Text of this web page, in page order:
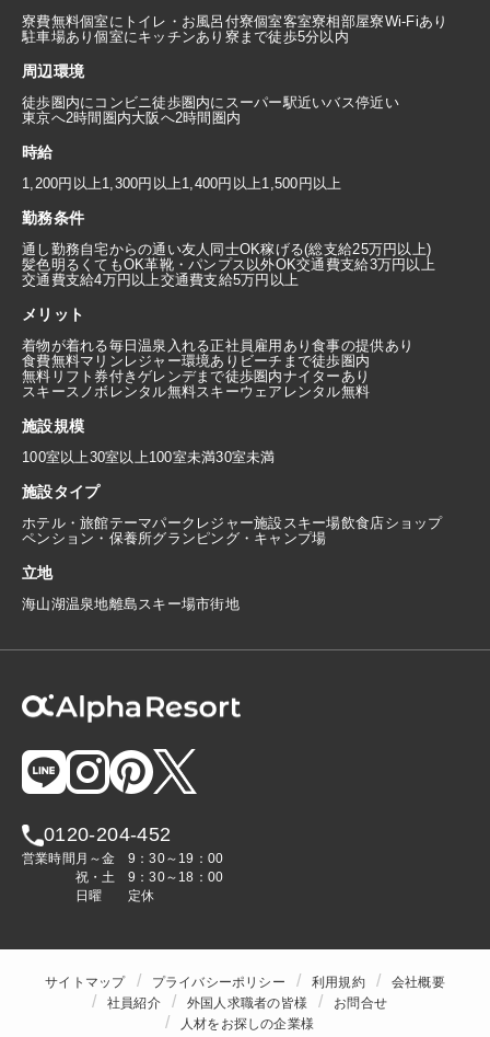
寮費無料個室にトイレ・お風呂付寮個室客室寮相部屋寮Wi-Fiあり
駐車場あり個室にキッチンあり 寮まで徒歩5分以内
周辺環境
徒歩圏内にコンビニ徒歩圏内にスーパー駅近いバス停近い
東京へ2時間圏内大阪へ2時間圏内
時給
1,200円以上1,300円以上1,400円以上1,500円以上
勤務条件
通し勤務自宅からの通い友人同士OK稼げる(総支給25万円以上)
髪色明るくてもOK革靴・パンプス以外OK交通費支給3万円以上
交通費支給4万円以上交通費支給5万円以上
メリット
着物が着れる毎日温泉入れる正社員雇用あり食事の提供あり
食費無料マリンレジャー環境あり ビーチまで徒歩圏内
無料リフト券付きゲレンデまで徒歩圏内ナイターあり
スキースノボレンタル無料スキーウェアレンタル無料
施設規模
100室以上30室以上100室未満30室未満
施設タイプ
ホテル・旅館テーマパーク レジャー施設 スキー場飲食店ショップ
ペンション・保養所グランピング・キャンプ場
立地
海山湖温泉地離島 スキー場市街地
0120-204-452
営業時間 月～金
9：30～19：00
祝・土
9：30～18：00
日曜
定休
サイトマップ プライバシーポリシー 利用規約
会社概要
社員紹介
外国人求職者の皆様
お問合せ
人材をお探しの企業様